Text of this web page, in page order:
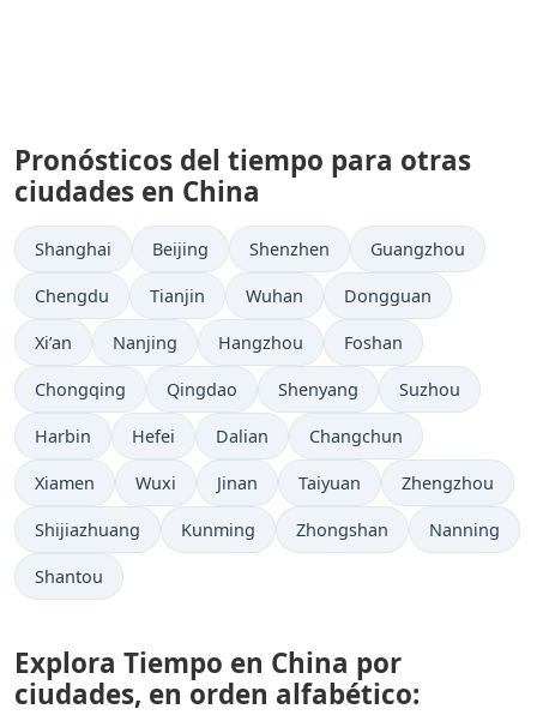
Pronósticos del tiempo para otras
ciudades en China
Shanghai Beijing Shenzhen Guangzhou
Chengdu Tianjin Wuhan Dongguan
Xi’an Nanjing Hangzhou Foshan
Chongqing Qingdao Shenyang Suzhou
Harbin Hefei Dalian Changchun
Xiamen Wuxi Jinan Taiyuan Zhengzhou
Shijiazhuang Kunming Zhongshan Nanning
Shantou
Explora Tiempo en China por
ciudades, en orden alfabético: